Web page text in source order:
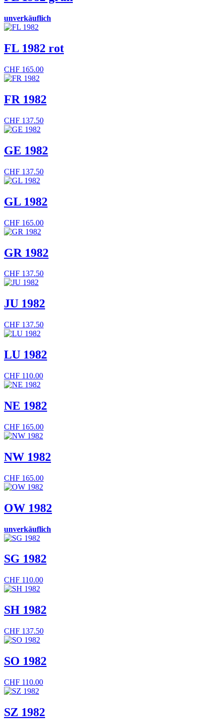
unverkäuflich
FL 1982 rot
CHF 165.00
FR 1982
CHF 137.50
GE 1982
CHF 137.50
GL 1982
CHF 165.00
GR 1982
CHF 137.50
JU 1982
CHF 137.50
LU 1982
CHF 110.00
NE 1982
CHF 165.00
NW 1982
CHF 165.00
OW 1982
unverkäuflich
SG 1982
CHF 110.00
SH 1982
CHF 137.50
SO 1982
CHF 110.00
SZ 1982